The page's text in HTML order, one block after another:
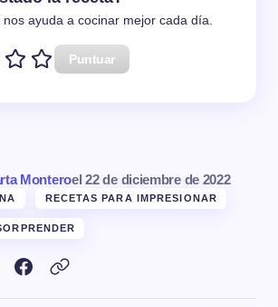
ayuda a cocinar mejor cada día.
Puntuar
Monteroel 22 de diciembre de 2022
RECETAS PARA IMPRESIONAR